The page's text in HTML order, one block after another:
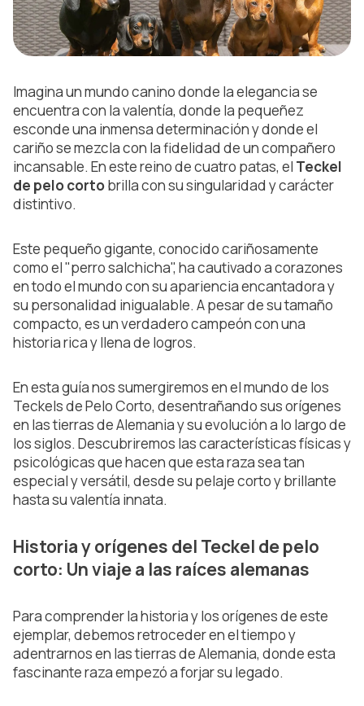
Imagina un mundo canino donde la elegancia se
encuentra con la valentía, donde la pequeñez
esconde una inmensa determinación y donde el
cariño se mezcla con la fidelidad de un compañero
incansable. En este reino de cuatro patas, el Teckel
de pelo cortobrilla con su singularidad y carácter
distintivo.
Este pequeño gigante, conocido cariñosamente
como el "perro salchicha", ha cautivado a corazones
en todo el mundo con su apariencia encantadora y
su personalidad inigualable. A pesar de su tamaño
compacto, es un verdadero campeón con una
historia rica y llena de logros.
En esta guía nos sumergiremos en el mundo de los
Teckels de Pelo Corto, desentrañando sus orígenes
en las tierras de Alemania y su evolución a lo largo de
los siglos. Descubriremos las características físicas y
psicológicas que hacen que esta raza sea tan
especial y versátil, desde su pelaje corto y brillante
hasta su valentía innata.
Historia y orígenes del Teckel de pelo
corto: Un viaje a las raíces alemanas
Para comprender la historia y los orígenes de este
ejemplar, debemos retroceder en el tiempo y
adentrarnos en las tierras de Alemania, donde esta
fascinante raza empezó a forjar su legado.